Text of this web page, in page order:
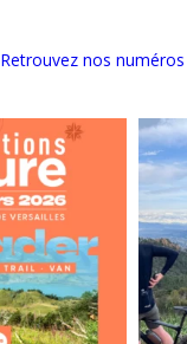
Retrouvez nos numéros